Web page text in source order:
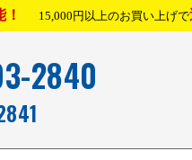
15,000円以上のお買い上げで
2840